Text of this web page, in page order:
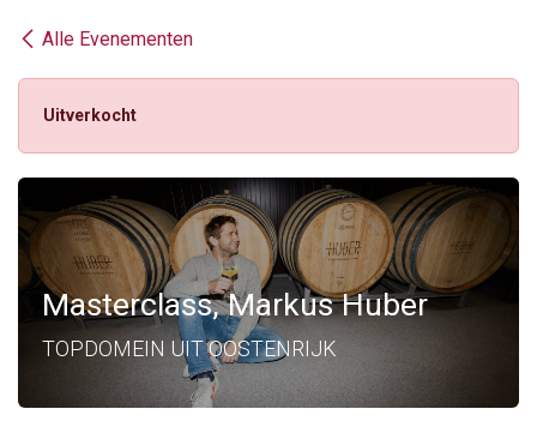
Alle Evenementen
Uitverkocht
Masterclass, Markus Huber
TOPDOMEIN UIT OOSTENRIJK